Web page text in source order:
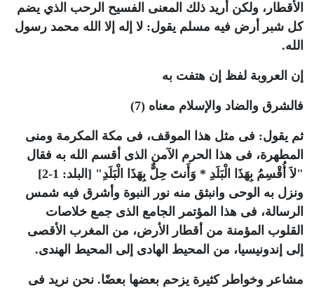
الأقطار، ولكن أريد ذلك المعنى الفسيح الرحب الذي يضم
كل شبر أرض فيه مسلم يقول: لا إله إلا الله محمد رسول
الله.
إن العروبة لفظ إن هتفت به
فالشرق والضاد والإسلام معناه (7)
ثم يقول: فى مثل هذا الموقف، فى مكة المكرمة ومنى
المطهرة، فى هذا الحرم الآمن الذى أقسم الله به فقال
"لاَ أُقْسِمُ بِهَذَا الْبَلَدِ * وَأَنتَ حِلٌّ بِهَذَا الْبَلَدِ" [البلد: 1-2]
ونزل به الوحى وانبثق منه نور النبوة وأشرق فيه شمس
الرسالة، فى هذا المؤتمر الجامع الذى جمع خلاصات
القلوب المؤمنة من أقطار الأرض، من المغرب الأقصى
إلى إندونيسيا، من المحيط الهادى إلى المحيط الهندى.
مشاعر وخواطر كثيرة يزحم بعضها بعضًا. نحن نريد فى